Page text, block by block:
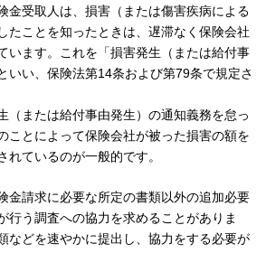
金受取人は、損害（または傷害疾病による
たことを知ったときは、遅滞なく保険会社
います。これを「損害発生（または給付事
いい、保険法第14条および第79条で規定さ
（または給付事由発生）の通知義務を怠っ
ことによって保険会社が被った損害の額を
れているのが一般的です。
金請求に必要な所定の書類以外の追加必要
行う調査への協力を求めることがありま
などを速やかに提出し、協力をする必要が